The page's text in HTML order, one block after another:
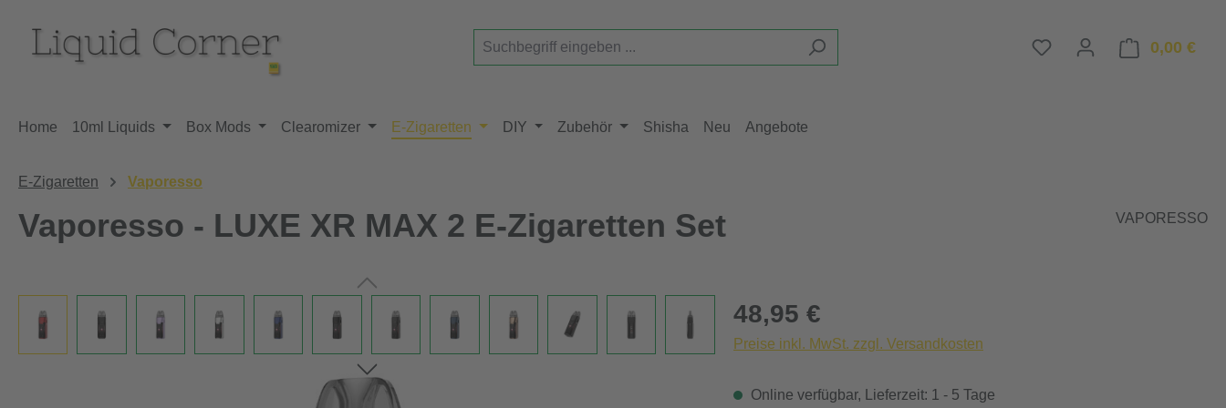
Du hast 0 Produkte auf
0,00 €
Home 10ml Liquids Box Mods Clearomizer E-Zigaretten DIY Zubehör Shisha Neu Angebote
E-Zigaretten Vaporesso
Vaporesso - LUXE XR MAX 2 E-Zigaretten Set VAPORESSO
Regulärer Preis:
48,95 €
Preise inkl. MwSt. zzgl. Versandkosten
Online verfügbar, Lieferzeit: 1 - 5 Tage